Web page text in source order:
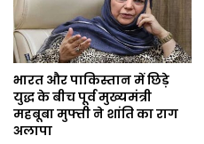
भारत और पाकिस्तान में छिड़े
युद्ध के बीच पूर्व मुख्यमंत्री
महबूबा मुफ्ती ने शांति का राग
अलापा